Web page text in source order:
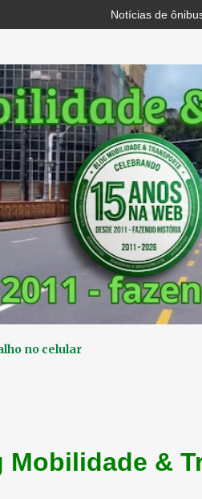
Pular
no celular
Notícias de
Mobilidade &